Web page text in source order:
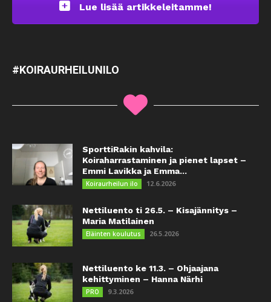
Lue lisää artikkeleitamme!
#KOIRAURHEILUNILO
SporttiRakin kahvila:
Koiraharrastaminen ja pienet lapset –
Emmi Lavikka ja Emma...
Koiraurheilun ilo 12.6.2026
Nettiluento ti 26.5. – Kisajännitys –
Maria Matilainen
Eläinten koulutus 26.5.2026
Nettiluento ke 11.3. – Ohjaajana
kehittyminen – Hanna Närhi
PRO 9.3.2026